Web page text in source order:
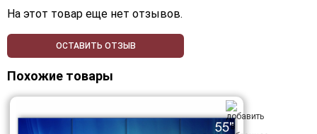
На этот товар еще нет отзывов.
ОСТАВИТЬ ОТЗЫВ
Похожие товары